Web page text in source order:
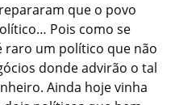
que o povo
Pois como se
raro um político que não
donde advirão o tal
Ainda hoje vinha